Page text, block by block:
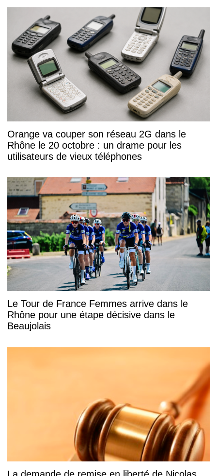
Orange va couper son réseau 2G dans le
Rhône le 20 octobre : un drame pour les
utilisateurs de vieux téléphones
Le Tour de France Femmes arrive dans le
Rhône pour une étape décisive dans le
Beaujolais